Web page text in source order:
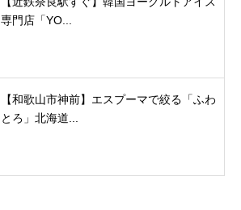
専門店「YO...
【和歌山市神前】エスプーマで絞る「ふわ
とろ」北海道...